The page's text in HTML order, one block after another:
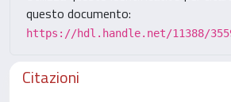
questo documento:
https://hdl.handle.net/11388/
Citazioni